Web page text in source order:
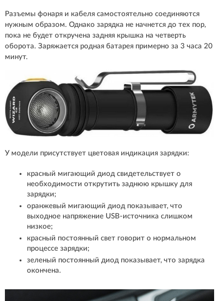
Разъемы фонаря и кабеля самостоятельно соединяются
нужным образом. Однако зарядка не начнется до тех пор,
пока не будет откручена задняя крышка на четверть
оборота. Заряжается родная батарея примерно за 3 часа 20
минут.
У модели присутствует цветовая индикация зарядки:
красный мигающий диод свидетельствует о
необходимости открутить заднюю крышку для
зарядки;
оранжевый мигающий диод показывает, что
выходное напряжение USB-источника слишком
низкое;
красный постоянный свет говорит о нормальном
процессе зарядки;
зеленый постоянный диод показывает, что зарядка
окончена.